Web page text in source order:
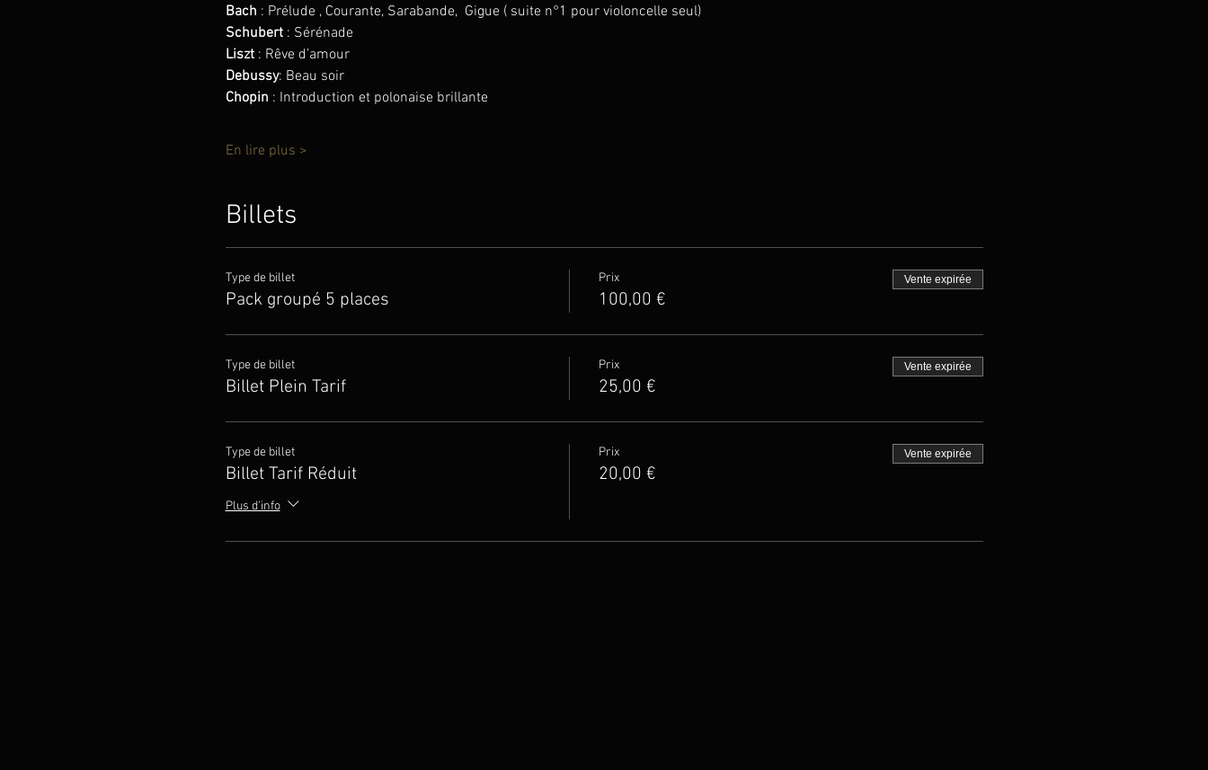
Bach : Prélude , Courante, Sarabande,  Gigue ( suite n°1 pour violoncelle seul)
Schubert : Sérénade
Liszt : Rêve d’amour
Debussy: Beau soir
Chopin : Introduction et polonaise brillante
En lire plus >
Billets
Type de billet
Pack groupé 5 places
Prix
100,00 €
Vente expirée
Type de billet
Billet Plein Tarif
Prix
25,00 €
Vente expirée
Type de billet
Billet Tarif Réduit
Plus d'info
Prix
20,00 €
Vente expirée